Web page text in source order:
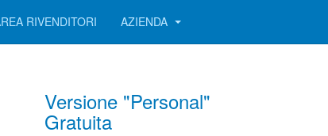
RIVENDITORI AZIENDA
Versione "Personal"
Gratuita